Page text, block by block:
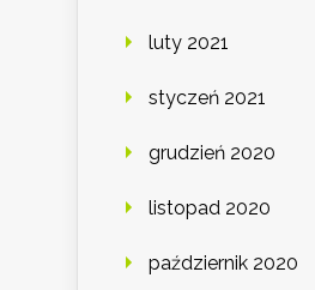
luty 2021
styczeń 2021
grudzień 2020
listopad 2020
październik 2020